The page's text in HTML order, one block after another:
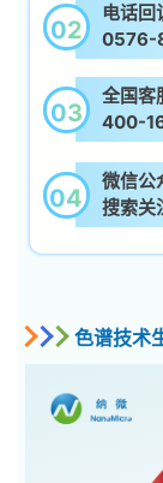
02
电话回
0576-
03
全国客
400-
04
微信公
搜索关
色谱技术